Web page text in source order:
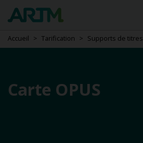
Accueil Tarification Supports de titres
Carte OPUS